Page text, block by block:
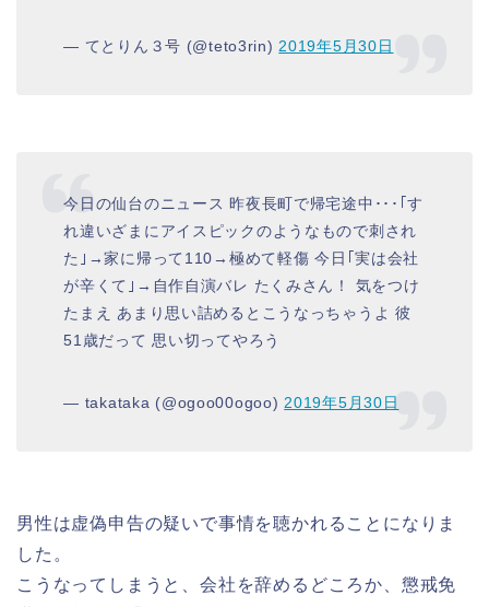
— てとりん３号 (@teto3rin)2019年5月30日
今日の仙台のニュース 昨夜長町で帰宅途中･･･｢す
れ違いざまにアイスピックのようなもので刺され
た｣→家に帰って110→極めて軽傷 今日｢実は会社
が辛くて｣→自作自演バレ たくみさん！ 気をつけ
たまえ あまり思い詰めるとこうなっちゃうよ 彼
51歳だって 思い切ってやろう
— takataka (@ogoo00ogoo) 2019年5月30日
男性は虚偽申告の疑いで事情を聴かれることになりま
した。
こうなってしまうと、会社を辞めるどころか、懲戒免